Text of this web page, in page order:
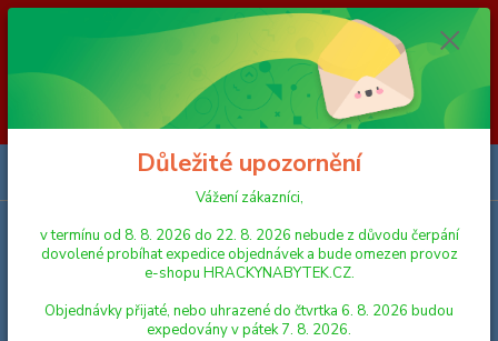
Vážení zákazníci, v termínu od 8. 8. 2026 do 23. 8. 2026 nebude z
důvodu čerpání dovolené probíhat expedice objednávek a bude omezen
provoz e-shopu HRACKYNABYTEK.CZ. Objednávky přijaté, nebo
uhrazené do čtvrtka 6. 8. 2026 budou expedovány v pátek 7. 8. 2026.
Objednávky přijaté, nebo uhrazené od pátku 7. 8. 2026 do neděle 23. 8.
2026 budou postupně expedovány od pondělí 24. 8. 2026. Děkujeme za
pochopení HRACKYNABYTEK.CZ
Menu
Hledat
Důležité upozornění
Vážení zákazníci,
v termínu od 8. 8. 2026 do 22. 8. 2026 nebude z důvodu čerpání
dovolené probíhat expedice objednávek a bude omezen provoz
e-shopu HRACKYNABYTEK.CZ.
Objednávky přijaté, nebo uhrazené do čtvrtka 6. 8. 2026 budou
expedovány v pátek 7. 8. 2026.